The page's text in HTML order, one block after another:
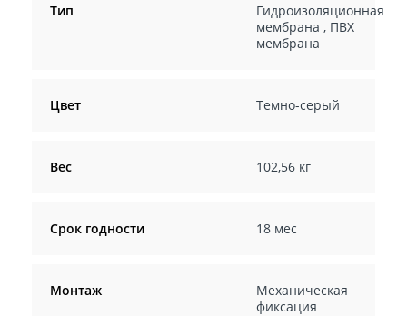
Тип
Гидроизоляционная
мембрана , ПВХ
мембрана
Цвет Темно-серый
Вес 102,56 кг
Срок годности 18 мес
Монтаж
Механическая
фиксация